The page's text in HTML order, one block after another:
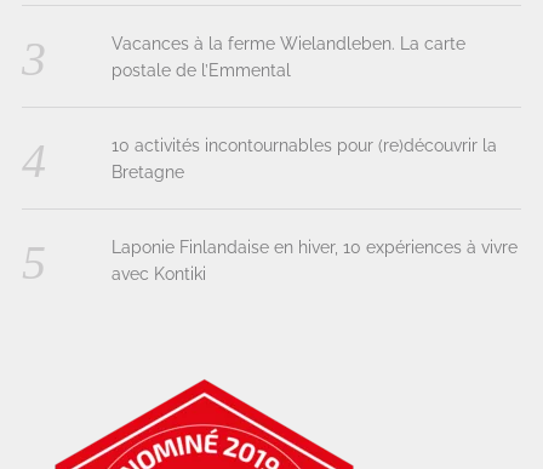
Vacances à la ferme Wielandleben. La carte
postale de l’Emmental
10 activités incontournables pour (re)découvrir la
Bretagne
Laponie Finlandaise en hiver, 10 expériences à vivre
avec Kontiki